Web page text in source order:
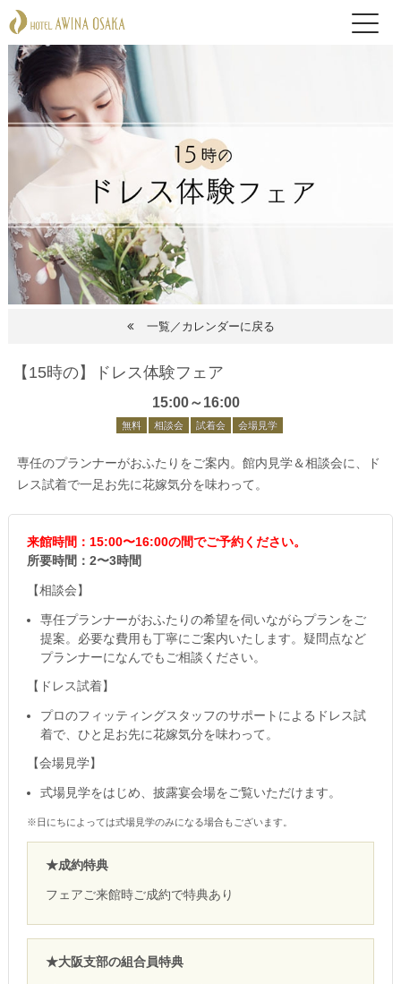
一覧／カレンダーに戻る
【15時の】ドレス体験フェア
15:00～16:00
無料 相談会 試着会 会場見学
専任のプランナーがおふたりをご案内。館内見学＆相談会に、ド
レス試着で一足お先に花嫁気分を味わって。
来館時間：15:00〜16:00の間でご予約ください。
所要時間：2〜3時間
【相談会】
専任プランナーがおふたりの希望を伺いながらプランをご
提案。必要な費用も丁寧にご案内いたします。疑問点など
プランナーになんでもご相談ください。
【ドレス試着】
プロのフィッティングスタッフのサポートによるドレス試
着で、ひと足お先に花嫁気分を味わって。
【会場見学】
式場見学をはじめ、披露宴会場をご覧いただけます。
※日にちによっては式場見学のみになる場合もございます。
★成約特典
フェアご来館時ご成約で特典あり
★大阪支部の組合員特典